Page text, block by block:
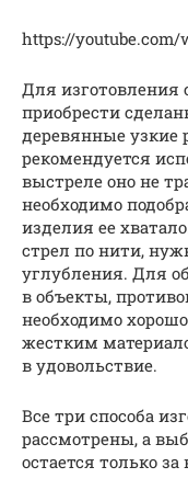
https://youtube.com/
Для изготовления
приобрести
деревянные узкие
рекомендуется
выстреле оно не
необходимо
изделия ее
стрел по нити,
углубления. Для
в объекты,
необходимо
жестким
в удовольствие.
Все три способа
рассмотрены, а
остается только за